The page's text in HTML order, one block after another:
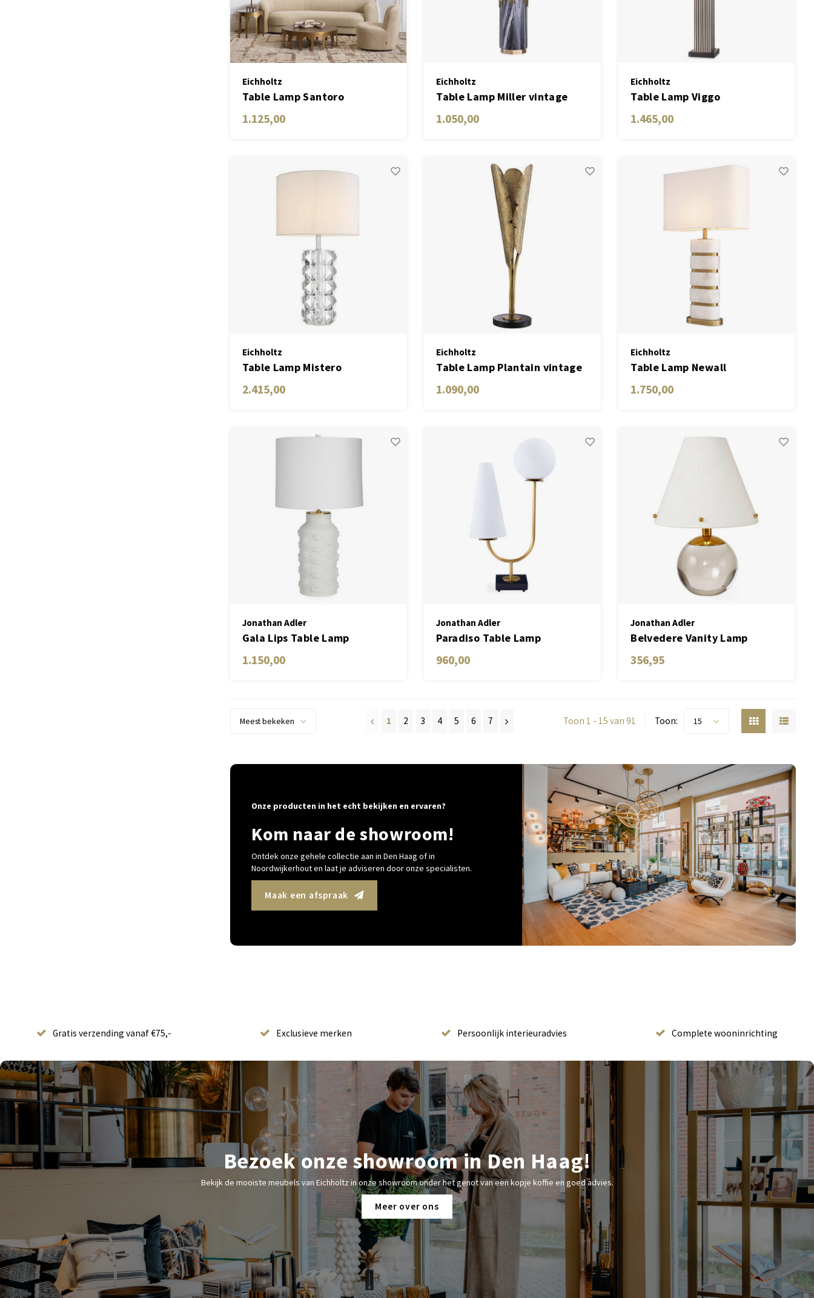
Eichholtz
Table Lamp Santoro
1.125,00
Eichholtz
Table Lamp Miller vintage
brass finish incl shade
1.050,00
Eichholtz
Table Lamp Viggo
1.465,00
Eichholtz
Table Lamp Mistero
2.415,00
Eichholtz
Table Lamp Plantain vintage
brass finish
1.090,00
Eichholtz
Table Lamp Newall
1.750,00
Jonathan Adler
Gala Lips Table Lamp
1.150,00
Jonathan Adler
Paradiso Table Lamp
960,00
Jonathan Adler
Belvedere Vanity Lamp
356,95
Meest bekeken 1 2 3 4 5 6 7 Toon 1 - 15 van 91 Toon: 15
Onze producten in het echt bekijken en ervaren?
Kom naar de showroom!
Ontdek onze gehele collectie aan in Den Haag of in
Noordwijkerhout en laat je adviseren door onze specialisten.
Maak een afspraak
Gratis verzending vanaf €75,- Exclusieve merken Persoonlijk interieuradvies Complete wooninrichting
Bezoek onze showroom in Den Haag!
Bekijk de mooiste meubels van Eichholtz in onze showroom onder het genot van een kopje koffie en goed advies.
Meer over ons